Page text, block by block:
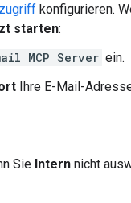
konfigurieren.
starten:
MCP Server ein.
Ihre E-Mail-
Sie Intern nicht